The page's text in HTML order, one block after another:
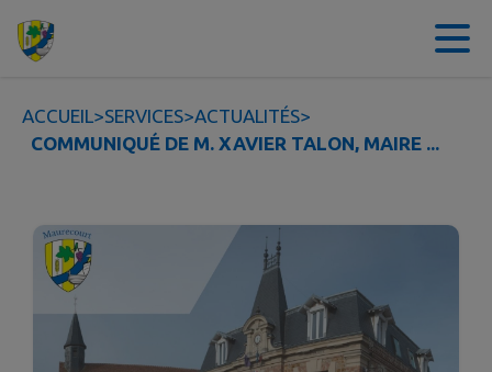
Contenu
ACCUEIL>SERVICES>ACTUALITÉS>
COMMUNIQUÉ DE M. XAVIER TALON, MAIRE ...